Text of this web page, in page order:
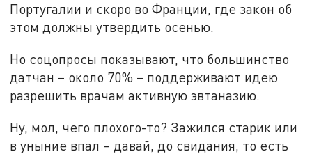
Португалии и скоро во Франции, где закон об
этом должны утвердить осенью.
Но соцопросы показывают, что большинство
датчан – около 70% – поддерживают идею
разрешить врачам активную эвтаназию.
Ну, мол, чего плохого-то? Зажился старик или
в уныние впал – давай, до свидания, то есть